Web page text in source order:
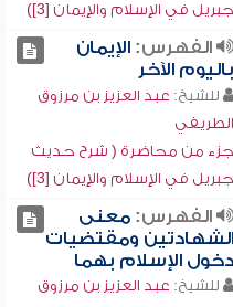
جبريل في الإسلام والإيمان [3])
الفهرس:الإيمان
باليوم الآخر
للشيخ: عبد العزيز بن مرزوق
الطريفي
جزء من محاضرة ( شرح حديث
جبريل في الإسلام والإيمان [3])
الفهرس:معنى
الشهادتين ومقتضيات
دخول الإسلام بهما
للشيخ: عبد العزيز بن مرزوق